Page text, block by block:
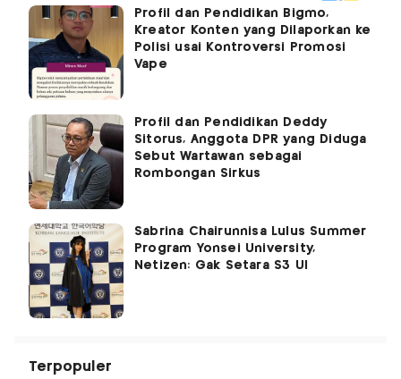
Profil dan Pendidikan Bigmo,
Kreator Konten yang Dilaporkan ke
Polisi usai Kontroversi Promosi
Vape
Profil dan Pendidikan Deddy
Sitorus, Anggota DPR yang Diduga
Sebut Wartawan sebagai
Rombongan Sirkus
Sabrina Chairunnisa Lulus Summer
Program Yonsei University,
Netizen: Gak Setara S3 UI
Terpopuler